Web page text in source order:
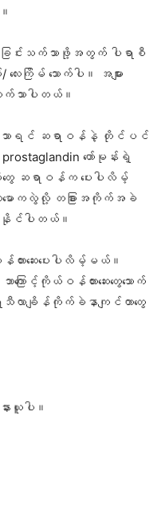
ခြင်းသက်သာဖို့အတွက် ပါရာစီ
းကြိမ် သောက်ပါ။ အများ
သက်သာပါတယ်။
သာရင် ဆရာဝန်နဲ့ တိုင်ပင်
ဟော်မုန်းရဲ့
ေ ဆရာဝန်က ပေးပါလိမ့်
ောကလွဲလို့ တခြားအကိုက်အခဲ
င်နိုင်ပါတယ်။
ဆေး​ပေးပါလိမ့်မယ်။
ြောင့်ကိုယ်ဝန်တားဆေးတွေသောက်
လာချိန်ကိုက်ခဲနာကျင်တာတွေ
ယူပါ။